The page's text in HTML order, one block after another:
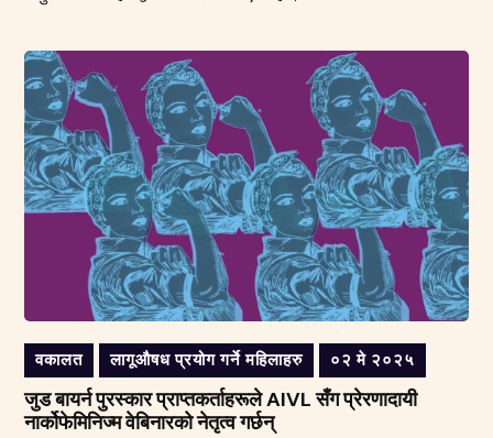
वकालत लागूऔषध प्रयोग गर्ने महिलाहरु ०२ मे २०२५
जुड बायर्न पुरस्कार प्राप्तकर्ताहरूले AIVL सँग प्रेरणादायी
नार्कोफेमिनिज्म वेबिनारको नेतृत्व गर्छन्